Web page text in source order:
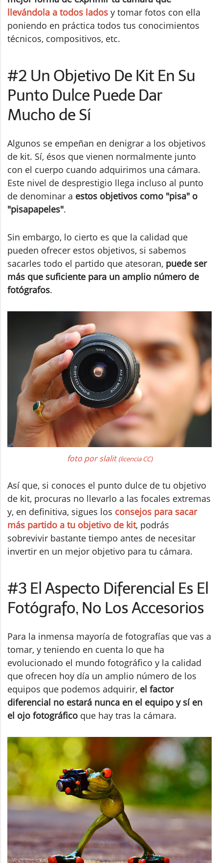
llevándola a todos lados y tomar fotos con ella
poniendo en práctica todos tus conocimientos
técnicos, compositivos, etc.
#2 Un Objetivo De Kit En Su
Punto Dulce Puede Dar
Mucho de Sí
Algunos se empeñan en denigrar a los objetivos
de kit. Sí, ésos que vienen normalmente junto
con el cuerpo cuando adquirimos una cámara.
Este nivel de desprestigio llega incluso al punto
de denominar a estos objetivos como "pisa" o
"pisapapeles".
Sin embargo, lo cierto es que la calidad que
pueden ofrecer estos objetivos, si sabemos
sacarles todo el partido que atesoran, puede ser
más que suficiente para un amplio número de
fotógrafos.
foto por slalit(licencia CC)
Así que, si conoces el punto dulce de tu objetivo
de kit, procuras no llevarlo a las focales extremas
y, en definitiva, sigues los consejos para sacar
más partido a tu objetivo de kit, podrás
sobrevivir bastante tiempo antes de necesitar
invertir en un mejor objetivo para tu cámara.
#3 El Aspecto Diferencial Es El
Fotógrafo, No Los Accesorios
Para la inmensa mayoría de fotografías que vas a
tomar, y teniendo en cuenta lo que ha
evolucionado el mundo fotográfico y la calidad
que ofrecen hoy día un amplio número de los
equipos que podemos adquirir, el factor
diferencial no estará nunca en el equipo y sí en
el ojo fotográfico que hay tras la cámara.